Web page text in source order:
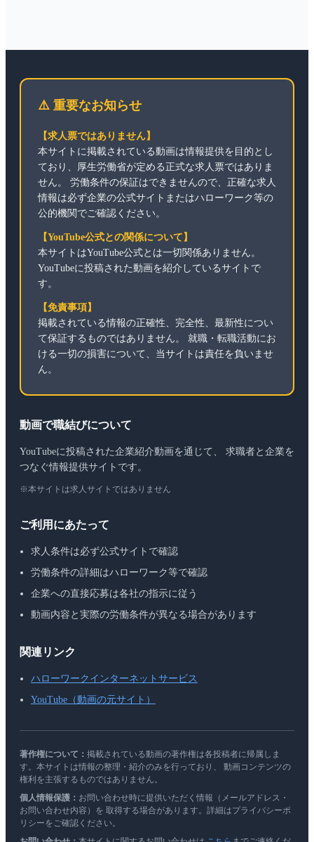
⚠️ 重要なお知らせ
【求人票ではありません】
本サイトに掲載されている動画は情報提供を目的とし
ており、厚生労働省が定める正式な求人票ではありま
せん。 労働条件の保証はできませんので、正確な求人
情報は必ず企業の公式サイトまたはハローワーク等の
公的機関でご確認ください。
【YouTube公式との関係について】
本サイトはYouTube公式とは一切関係ありません。
YouTubeに投稿された動画を紹介しているサイトで
す。
【免責事項】
掲載されている情報の正確性、完全性、最新性につい
て保証するものではありません。 就職・転職活動にお
ける一切の損害について、当サイトは責任を負いませ
ん。
動画で職結びについて
YouTubeに投稿された企業紹介動画を通じて、 求職者と企業を
つなぐ情報提供サイトです。
※本サイトは求人サイトではありません
ご利用にあたって
求人条件は必ず公式サイトで確認
労働条件の詳細はハローワーク等で確認
企業への直接応募は各社の指示に従う
動画内容と実際の労働条件が異なる場合があります
関連リンク
ハローワークインターネットサービス
YouTube（動画の元サイト）
著作権について： 掲載されている動画の著作権は各投稿者に帰属しま
す。本サイトは情報の整理・紹介のみを行っており、 動画コンテンツの
権利を主張するものではありません。
個人情報保護： お問い合わせ時に提供いただく情報（メールアドレス・
お問い合わせ内容）を 取得する場合があります。詳細はプライバシーポ
リシーをご確認ください。